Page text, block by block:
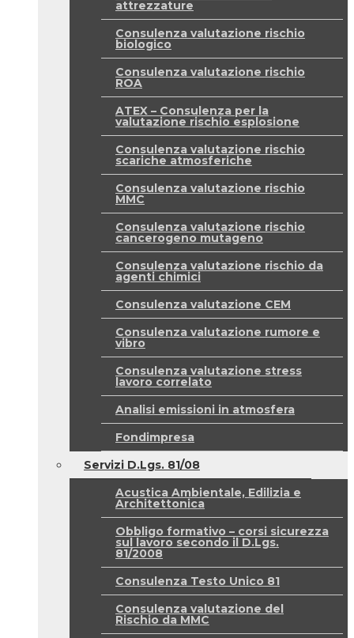
attrezzature
Consulenza valutazione rischio
biologico
Consulenza valutazione rischio
ROA
ATEX – Consulenza per la
valutazione rischio esplosione
Consulenza valutazione rischio
scariche atmosferiche
Consulenza valutazione rischio
MMC
Consulenza valutazione rischio
cancerogeno mutageno
Consulenza valutazione rischio da
agenti chimici
Consulenza valutazione CEM
Consulenza valutazione rumore e
vibro
Consulenza valutazione stress
lavoro correlato
Analisi emissioni in atmosfera
Fondimpresa
Servizi D.Lgs. 81/08
Acustica Ambientale, Edilizia e
Architettonica
Obbligo formativo – corsi sicurezza
sul lavoro secondo il D.Lgs.
81/2008
Consulenza Testo Unico 81
Consulenza valutazione del
Rischio da MMC